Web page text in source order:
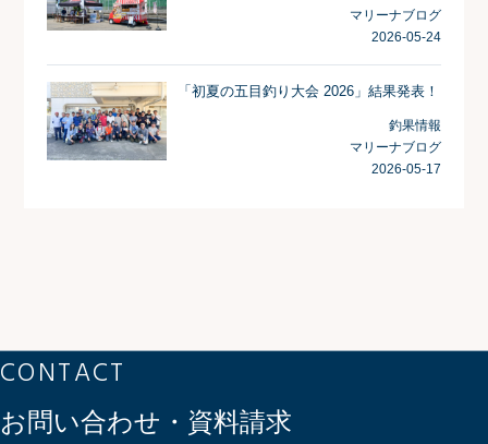
マリーナブログ
2026-05-24
「初夏の五目釣り大会 2026」結果発表！
釣果情報
マリーナブログ
2026-05-17
CONTACT
お問い合わせ・資料請求